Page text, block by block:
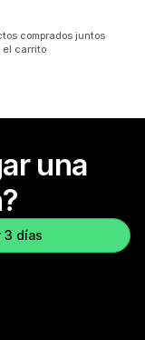
comprados juntos
el carrito
una
3 días